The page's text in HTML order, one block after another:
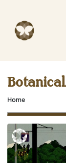
RakDok
RakDok
Menu
MAGAZINE
EDUTAINMENT
RAKDOK
MARKET
Home